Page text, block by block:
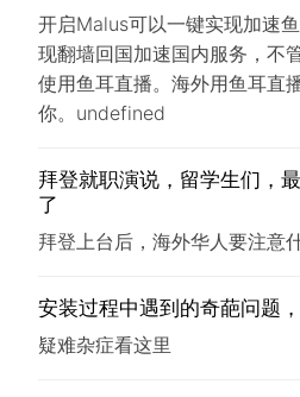
开启Malus可以一键实现加速
现翻墙回国加速国内服务，不
使用鱼耳直播。海外用鱼耳直
你。undefined
拜登就职演说，留学生们，
了
拜登上台后，海外华人要注意
安装过程中遇到的奇葩问题
疑难杂症看这里